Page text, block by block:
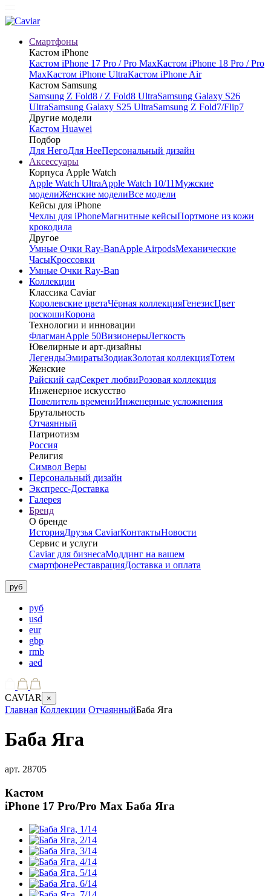
Смартфоны
Кастом iPhone
Кастом iPhone 17 Pro / Pro MaxКастом iPhone 18 Pro / Pro
MaxКастом iPhone UltraКастом iPhone Air
Кастом Samsung
Samsung Z Fold8 / Z Fold8 UltraSamsung Galaxy S26
UltraSamsung Galaxy S25 UltraSamsung Z Fold7/Flip7
Другие модели
Кастом Huawei
Подбор
Для НегоДля НееПерсональный дизайн
Аксессуары
Корпуса Apple Watch
Apple Watch UltraApple Watch 10/11Мужские
моделиЖенские моделиВсе модели
Кейсы для iPhone
Чехлы для iPhoneМагнитные кейсыПортмоне из кожи
крокодила
Другое
Умные Очки Ray-BanApple AirpodsМеханические
ЧасыКроссовки
Умные Очки Ray-Ban
Коллекции
Классика Caviar
Королевские цветаЧёрная коллекцияГенезисЦвет
роскошиКорона
Технологии и инновации
ФлагманApple 50ВизионерыЛегкость
Ювелирные и арт-дизайны
ЛегендыЭмиратыЗодиакЗолотая коллекцияТотем
Женские
Райский садСекрет любвиРозовая коллекция
Инженерное искусство
Повелитель времениИнженерные усложнения
Брутальность
Отчаянный
Патриотизм
Россия
Религия
Символ Веры
Персональный дизайн
Экспресс-Доставка
Галерея
Бренд
О бренде
ИсторияДрузья CaviarКонтактыНовости
Сервис и услуги
Caviar для бизнесаМоддинг на вашем
смартфонеРеставрацияДоставка и оплата
руб
руб
usd
eur
gbp
rmb
aed
CAVIAR ×
Главная Коллекции ОтчаянныйБаба Яга
Баба Яга
арт. 28705
Кастом
iPhone 17 Pro/Pro Max Баба Яга